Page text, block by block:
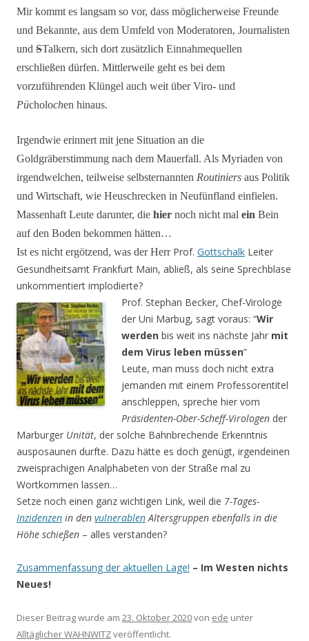
Mir kommt es langsam so vor, dass möglicherweise Freunde
und Bekannte, aus dem Umfeld von Moderatoren, Journalisten
und STalkern, sich dort zusätzlich Einnahmequellen
erschließen dürfen. Mittlerweile geht es bei dem
vorzuführenden Klüngel auch weit über Viro- und
Pücholochen hinaus.
Irgendwie erinnert mit jene Situation an die
Goldgräberstimmung nach dem Mauerfall. Als Myriaden von
irgendwelchen, teilweise selbsternannten Routiniers aus Politik
und Wirtschaft, wie Heuschrecken in Neufünfland einfielen.
Massenhaft Leute darunter, die hier noch nicht mal ein Bein
auf den Boden bekommen hätten…
Ist es nicht ergötzend, was der Herr Prof. Gottschalk Leiter
Gesundheitsamt Frankfurt Main, abließ, als seine Sprechblase
unkommentiert implodierte?
Prof. Stephan Becker, Chef-Virologe
der Uni Marbug, sagt voraus: “Wir
werden bis weit ins nächste Jahr mit
dem Virus leben müssen”
Leute, man muss doch nicht extra
jemanden mit einem Professorentitel
anschleppen, spreche hier vom
Präsidenten-Ober-Scheff-Virologen der
Marburger Unität, der solche Bahnbrechende Erkenntnis
ausposaunen durfte. Dazu hätte es doch genügt, irgendeinen
zweisprachigen Analphabeten von der Straße mal zu
Wortkommen lassen…
Setze noch einen ganz wichtigen Link, weil die 7-Tages-
Inzidenzen in den vulnerablen Altersgruppen ebenfalls in die
Höhe schießen – alles verstanden?
Zusammenfassung der aktuellen Lage! – Im Westen nichts
Neues!
Dieser Beitrag wurde am 23. Oktober 2020von ede unter
Alltäglicher WAHNWITZveröffentlicht.